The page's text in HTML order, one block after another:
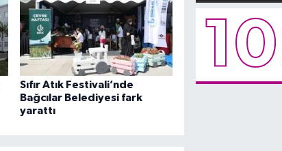
Sıfır Atık Festivali’nde
Bağcılar Belediyesi fark
yarattı
10